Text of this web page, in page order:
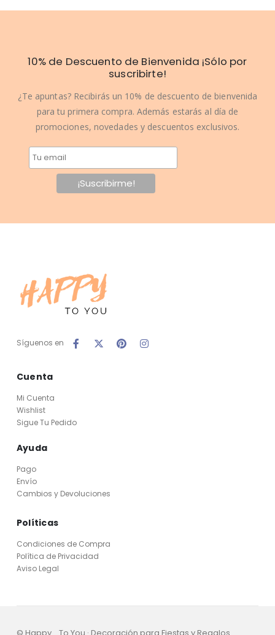
10% de Descuento de Bienvenida ¡Sólo por
suscribirte!
¿Te apuntas? Recibirás un 10% de descuento de bienvenida
para tu primera compra. Además estarás al día de
promociones, novedades y descuentos exclusivos.
Síguenos en
Cuenta
Mi Cuenta
Wishlist
Sigue Tu Pedido
Ayuda
Pago
Envío
Cambios y Devoluciones
Políticas
Condiciones de Compra
Política de Privacidad
Aviso Legal
© Happy... To You · Decoración para Fiestas y Regalos